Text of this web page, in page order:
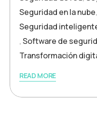
Seguridad en la nube,
Seguridad
,Software de
Transformación
READ MORE